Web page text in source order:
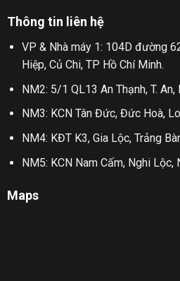
Thông tin liên hệ
VP & Nhà máy 1: 104D đường
Hiệp, Củ Chi, TP Hồ Chí Minh.
NM2: 5/1 QL13 An Thạnh, T. An,
NM3: KCN Tân Đức, Đức Hoà,
NM4: KĐT K3, Gia Lộc, Trảng
NM5: KCN Nam Cấm, Nghi Lộc,
Maps